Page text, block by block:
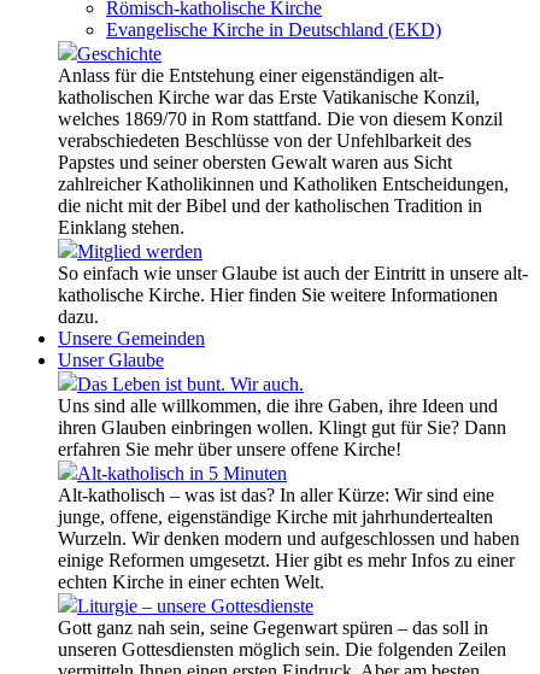
Römisch-katholische Kirche
Evangelische Kirche in Deutschland (EKD)
Geschichte
Anlass für die Entstehung einer eigenständigen alt-
katholischen Kirche war das Erste Vatikanische Konzil,
welches 1869/70 in Rom stattfand. Die von diesem Konzil
verabschiedeten Beschlüsse von der Unfehlbarkeit des
Papstes und seiner obersten Gewalt waren aus Sicht
zahlreicher Katholikinnen und Katholiken Entscheidungen,
die nicht mit der Bibel und der katholischen Tradition in
Einklang stehen.
Mitglied werden
So einfach wie unser Glaube ist auch der Eintritt in unsere alt-
katholische Kirche. Hier finden Sie weitere Informationen
dazu.
Unsere Gemeinden
Unser Glaube
Das Leben ist bunt. Wir auch.
Uns sind alle willkommen, die ihre Gaben, ihre Ideen und
ihren Glauben einbringen wollen. Klingt gut für Sie? Dann
erfahren Sie mehr über unsere offene Kirche!
Alt-katholisch in 5 Minuten
Alt-katholisch – was ist das? In aller Kürze: Wir sind eine
junge, offene, eigenständige Kirche mit jahrhundertealten
Wurzeln. Wir denken modern und aufgeschlossen und haben
einige Reformen umgesetzt. Hier gibt es mehr Infos zu einer
echten Kirche in einer echten Welt.
Liturgie – unsere Gottesdienste
Gott ganz nah sein, seine Gegenwart spüren – das soll in
unseren Gottesdiensten möglich sein. Die folgenden Zeilen